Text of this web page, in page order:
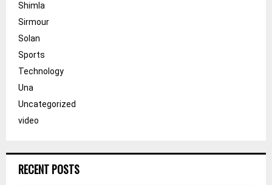
Shimla
Sirmour
Solan
Sports
Technology
Una
Uncategorized
video
RECENT POSTS